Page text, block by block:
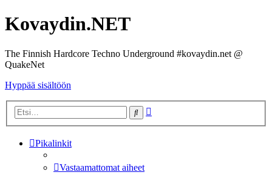
Kovaydin.NET
The Finnish Hardcore Techno Underground #kovaydin.net @
QuakeNet
Hyppää sisältöön
Etsi
Pikalinkit
Vastaamattomat aiheet